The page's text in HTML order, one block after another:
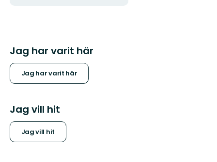
Jag har varit här
Jag har varit här
Jag vill hit
Jag vill hit